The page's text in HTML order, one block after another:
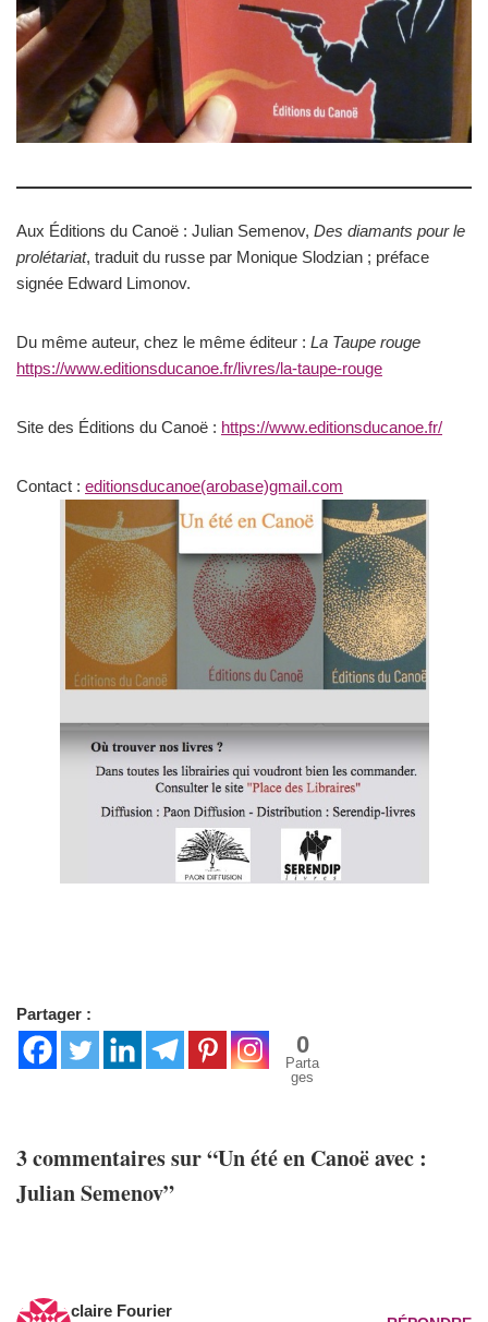
Aux Éditions du Canoë : Julian Semenov, Des diamants pour le
prolétariat, traduit du russe par Monique Slodzian ; préface
signée Edward Limonov.
Du même auteur, chez le même éditeur : La Taupe rouge
https://www.editionsducanoe.fr/livres/la-taupe-rouge
Site des Éditions du Canoë : https://www.editionsducanoe.fr/
Contact : editionsducanoe(arobase)gmail.com
Partager :
0
Parta
ges
3 commentaires sur “Un été en Canoë avec :
Julian Semenov”
claire Fourier